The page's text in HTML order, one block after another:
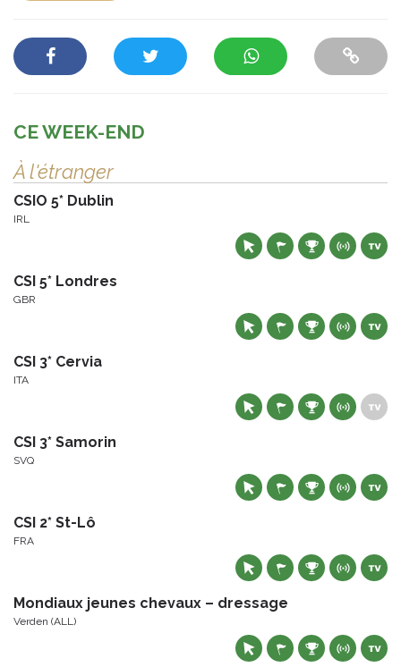
CE WEEK-END
À l'étranger
CSIO 5* Dublin
IRL
CSI 5* Londres
GBR
CSI 3* Cervia
ITA
CSI 3* Samorin
SVQ
CSI 2* St-Lô
FRA
Mondiaux jeunes chevaux – dressage
Verden (ALL)